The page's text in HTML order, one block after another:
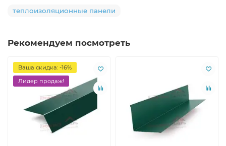
теплоизоляционные панели
Рекомендуем посмотреть
Ваша скидка: -16%
Лидер продаж!